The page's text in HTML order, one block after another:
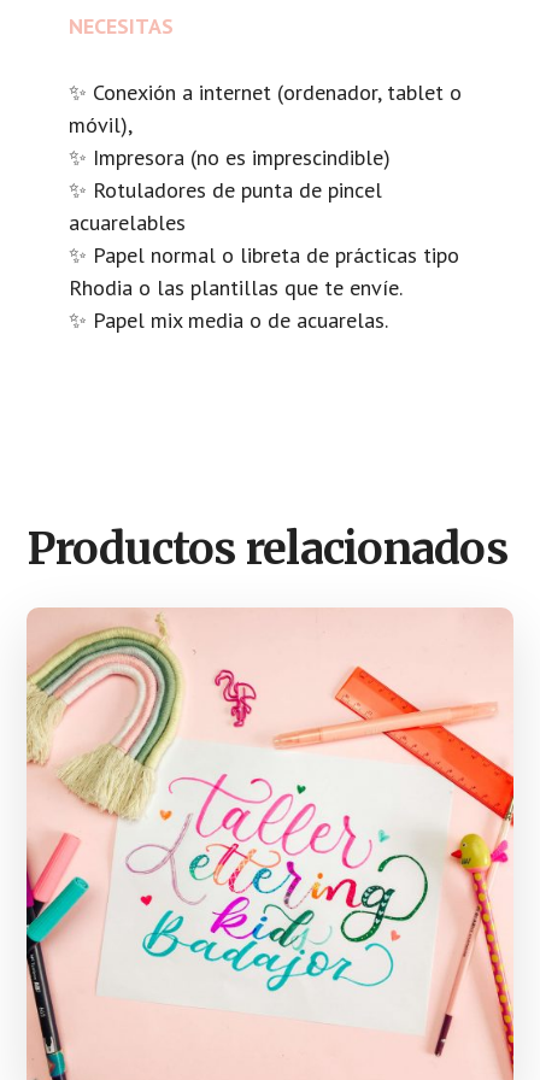
NECESITAS
✨ Conexión a internet (ordenador, tablet o
móvil),
✨ Impresora (no es imprescindible)
✨ Rotuladores de punta de pincel
acuarelables
✨ Papel normal o libreta de prácticas tipo
Rhodia o las plantillas que te envíe.
✨ Papel mix media o de acuarelas.
Productos relacionados